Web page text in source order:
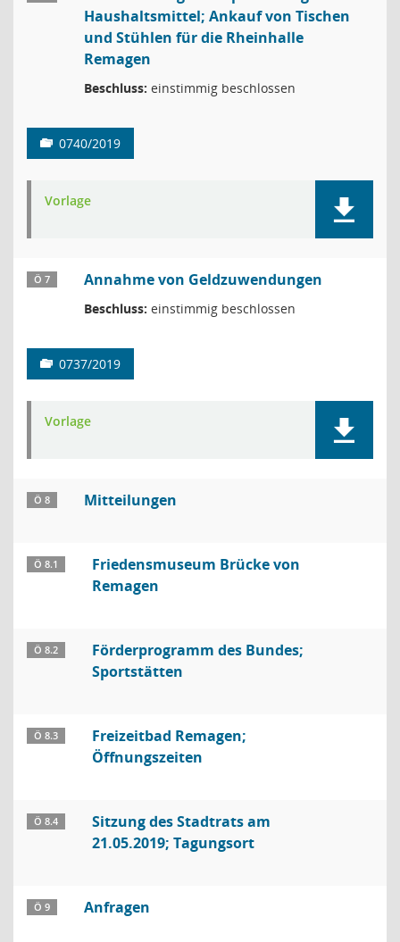
Haushaltsmittel; Ankauf von Tischen
und Stühlen für die Rheinhalle
Remagen
Beschluss: einstimmig beschlossen
0740/2019
Vorlage
Ö 7 Annahme von Geldzuwendungen
Beschluss: einstimmig beschlossen
0737/2019
Vorlage
Ö 8 Mitteilungen
Ö 8.1
Friedensmuseum Brücke von
Remagen
Ö 8.2
Förderprogramm des Bundes;
Sportstätten
Ö 8.3
Freizeitbad Remagen;
Öffnungszeiten
Ö 8.4
Sitzung des Stadtrats am
21.05.2019; Tagungsort
Ö 9 Anfragen